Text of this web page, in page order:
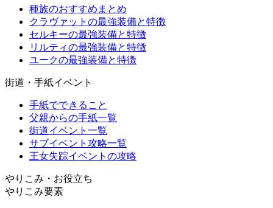
種族のおすすめまとめ
クラヴァットの最強装備と特徴
セルキーの最強装備と特徴
リルティの最強装備と特徴
ユークの最強装備と特徴
街道・手紙イベント
手紙でできること
父親からの手紙一覧
街道イベント一覧
サブイベント攻略一覧
王女失踪イベントの攻略
やりこみ・お役立ち
やりこみ要素